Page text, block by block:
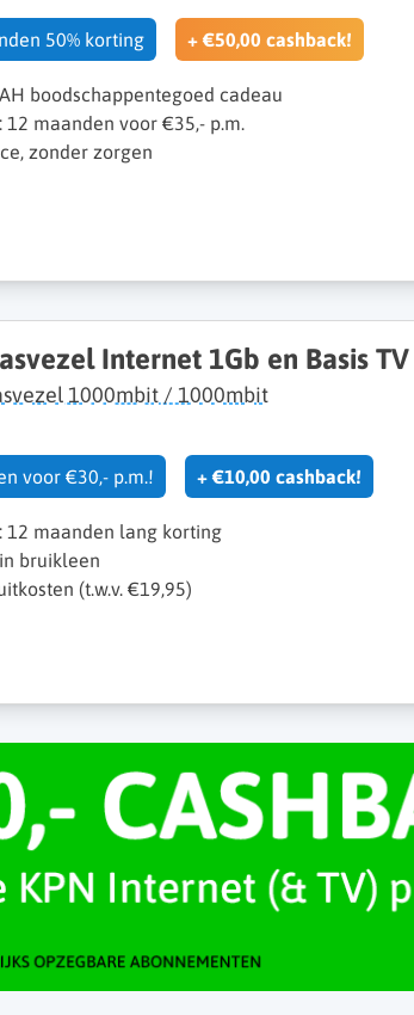
50% korting + €50,00 cashback!
boodschappentegoed cadeau
maanden voor €35,- p.m.
zonder zorgen
Internet 1Gb en Basis TV
1000mbit / 1000mbit
voor €30,- p.m.! + €10,00 cashback!
12 maanden lang korting
bruikleen
(t.w.v. €19,95)